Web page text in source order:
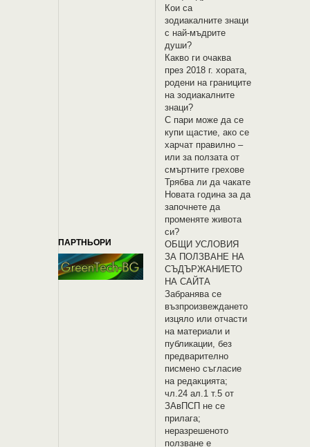
Кои са
зодиакалните знаци
с най-мъдрите
души?
Какво ги очаква
през 2018 г. хората,
родени на границите
на зодиакалните
знаци?
С пари може да се
купи щастие, ако се
харчат правилно –
или за ползата от
смъртните грехове
Трябва ли да чакате
Новата година за да
започнете да
променяте живота
си?
ПАРТНЬОРИ
OБЩИ УСЛОВИЯ
ЗА ПОЛЗВАНЕ НА
СЪДЪРЖАНИЕТО
НА САЙТА
Забранява се
възпроизвеждането
изцяло или отчасти
на материали и
публикации, без
предварително
писмено съгласие
на редакцията;
чл.24 ал.1 т.5 от
ЗАвПСП не се
прилага;
неразрешеното
ползване е